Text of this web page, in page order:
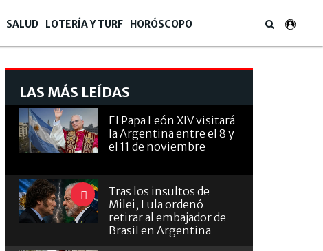
SALUD LOTERÍA Y TURF HORÓSCOPO
LAS MÁS LEÍDAS
El Papa León XIV visitará
la Argentina entre el 8 y
el 11 de noviembre
Tras los insultos de
Milei, Lula ordenó
retirar al embajador de
Brasil en Argentina